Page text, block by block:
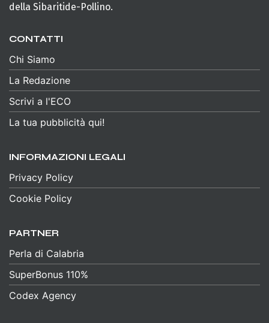
della Sibaritide-Pollino.
CONTATTI
Chi Siamo
La Redazione
Scrivi a l'ECO
La tua pubblicità qui!
INFORMAZIONI LEGALI
Privacy Policy
Cookie Policy
PARTNER
Perla di Calabria
SuperBonus 110%
Codex Agency